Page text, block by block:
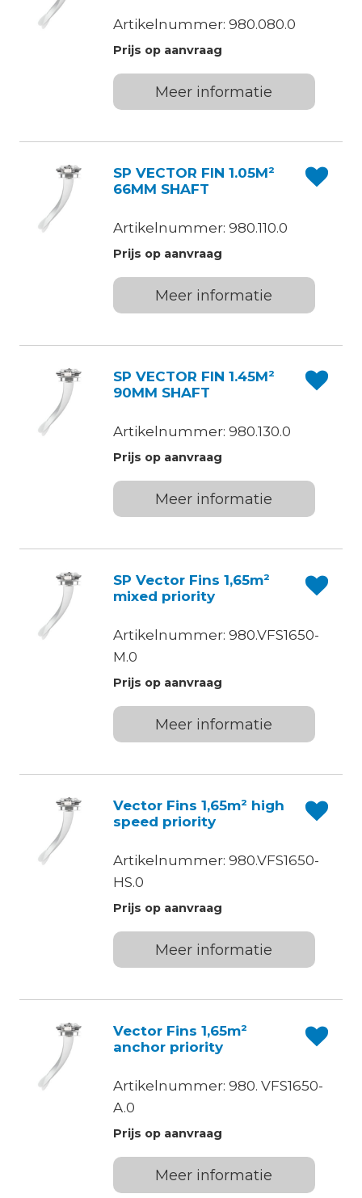
Artikelnummer: 980.080.0
Prijs op aanvraag
Meer informatie
SP VECTOR FIN 1.05M²
66MM SHAFT
Artikelnummer: 980.110.0
Prijs op aanvraag
Meer informatie
SP VECTOR FIN 1.45M²
90MM SHAFT
Artikelnummer: 980.130.0
Prijs op aanvraag
Meer informatie
SP Vector Fins 1,65m²
mixed priority
Artikelnummer: 980.VFS1650-
M.0
Prijs op aanvraag
Meer informatie
Vector Fins 1,65m² high
speed priority
Artikelnummer: 980.VFS1650-
HS.0
Prijs op aanvraag
Meer informatie
Vector Fins 1,65m²
anchor priority
Artikelnummer: 980. VFS1650-
A.0
Prijs op aanvraag
Meer informatie